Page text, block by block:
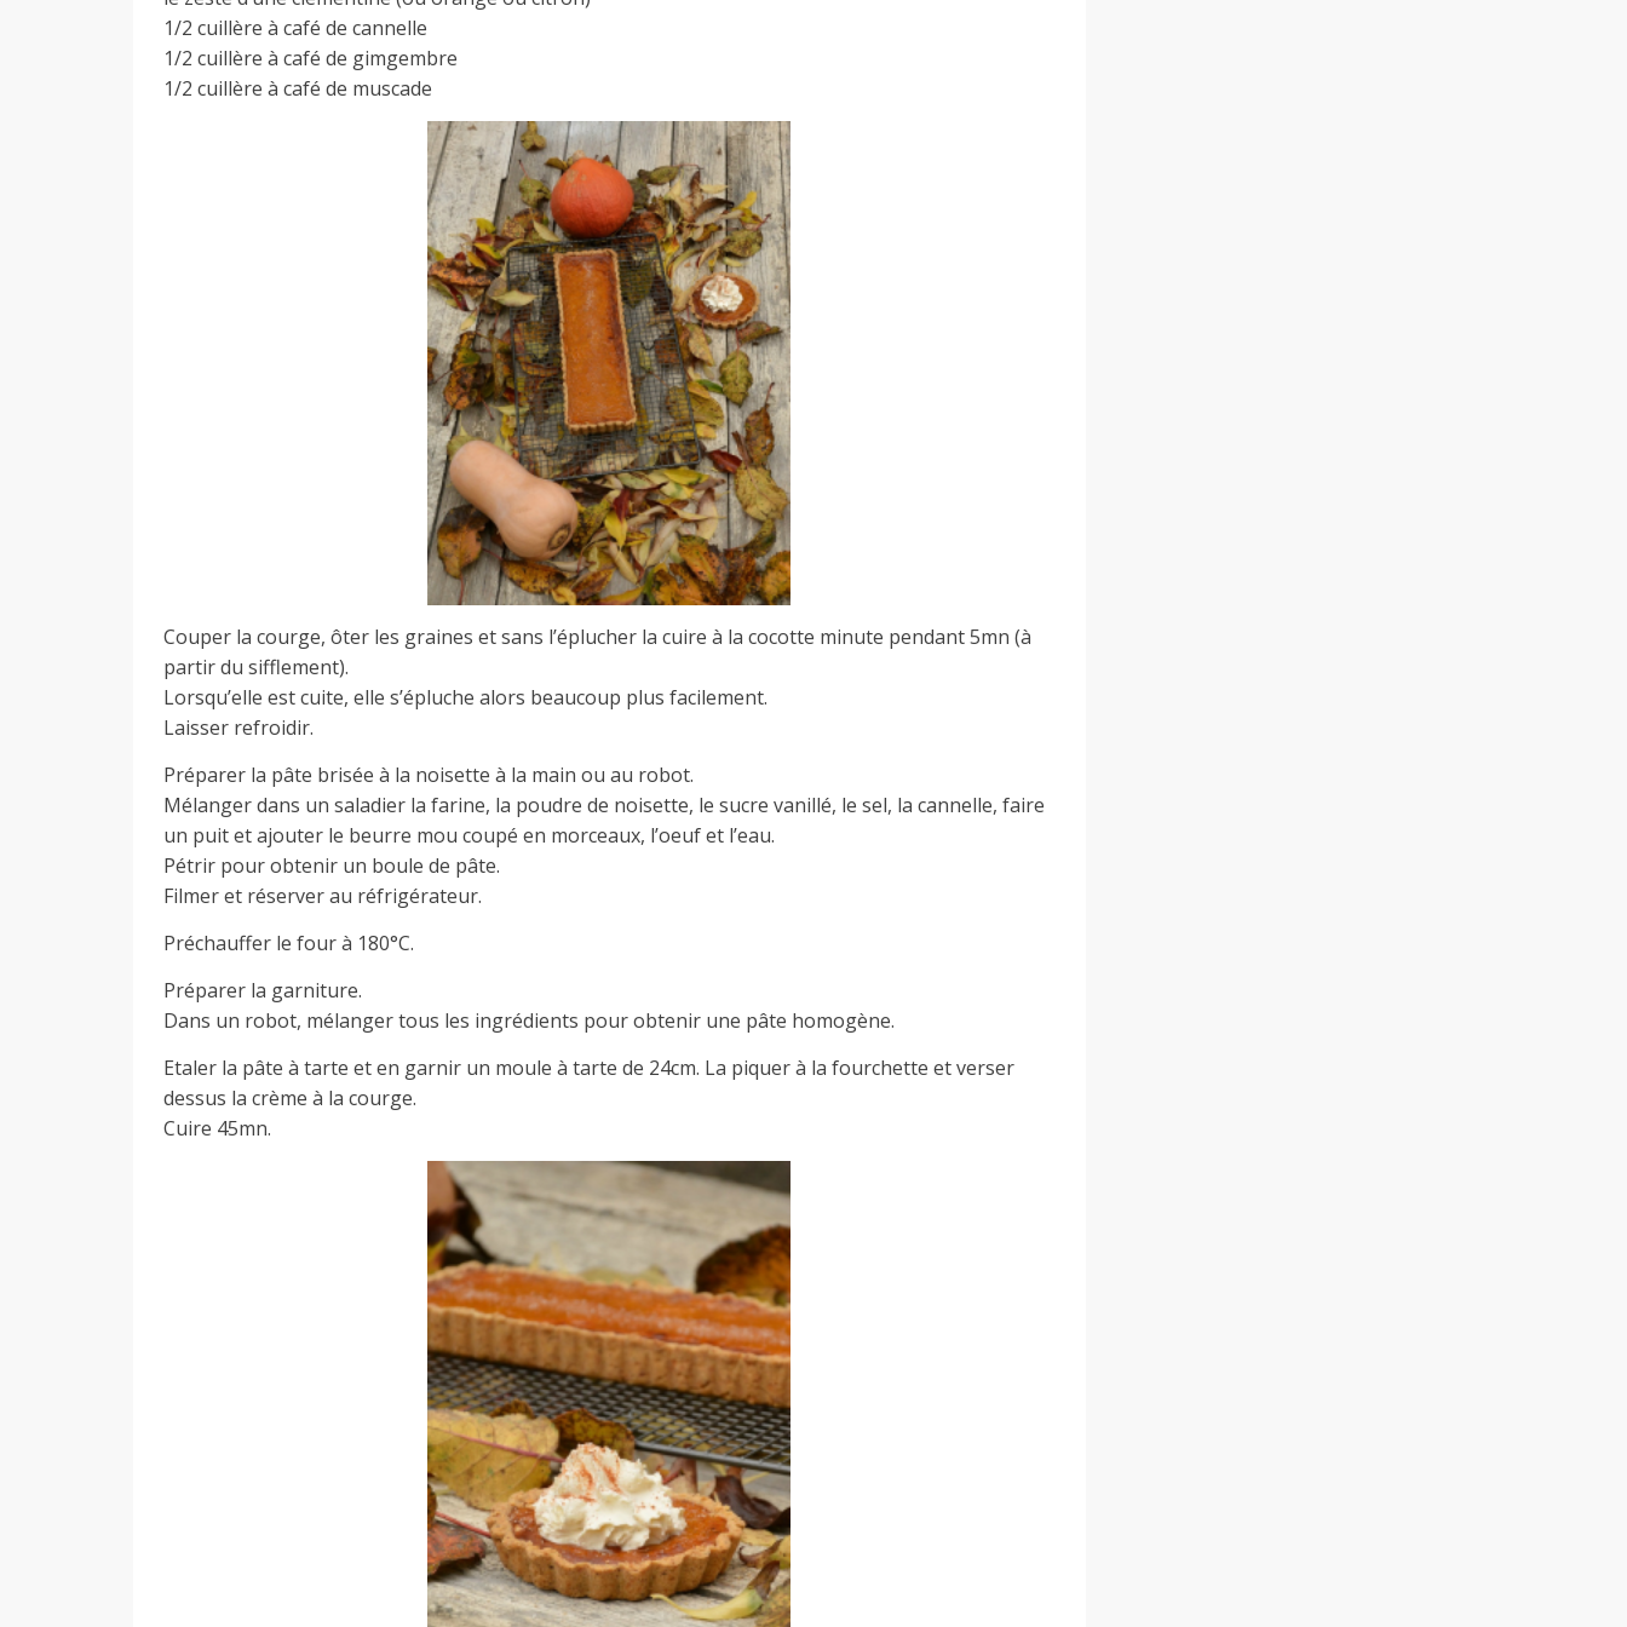
1/2 cuillère à café de cannelle
1/2 cuillère à café de gimgembre
1/2 cuillère à café de muscade
Couper la courge, ôter les graines et sans l’éplucher la cuire à la cocotte minute pendant 5mn (à
partir du sifflement).
Lorsqu’elle est cuite, elle s’épluche alors beaucoup plus facilement.
Laisser refroidir.
Préparer la pâte brisée à la noisette à la main ou au robot.
Mélanger dans un saladier la farine, la poudre de noisette, le sucre vanillé, le sel, la cannelle, faire
un puit et ajouter le beurre mou coupé en morceaux, l’oeuf et l’eau.
Pétrir pour obtenir un boule de pâte.
Filmer et réserver au réfrigérateur.
Préchauffer le four à 180°C.
Préparer la garniture.
Dans un robot, mélanger tous les ingrédients pour obtenir une pâte homogène.
Etaler la pâte à tarte et en garnir un moule à tarte de 24cm. La piquer à la fourchette et verser
dessus la crème à la courge.
Cuire 45mn.